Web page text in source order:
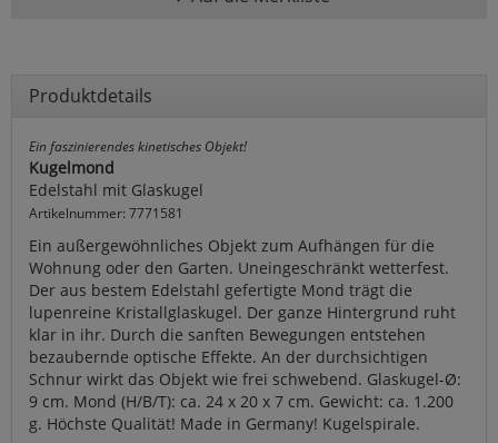
Produktdetails
Ein faszinierendes kinetisches Objekt!
Kugelmond
Edelstahl mit Glaskugel
Artikelnummer: 7771581
Ein außergewöhnliches Objekt zum Aufhängen für die
Wohnung oder den Garten. Uneingeschränkt wetterfest.
Der aus bestem Edelstahl gefertigte Mond trägt die
lupenreine Kristallglaskugel. Der ganze Hintergrund ruht
klar in ihr. Durch die sanften Bewegungen entstehen
bezaubernde optische Effekte. An der durchsichtigen
Schnur wirkt das Objekt wie frei schwebend. Glaskugel-Ø:
9 cm. Mond (H/B/T): ca. 24 x 20 x 7 cm. Gewicht: ca. 1.200
g. Höchste Qualität! Made in Germany! Kugelspirale.